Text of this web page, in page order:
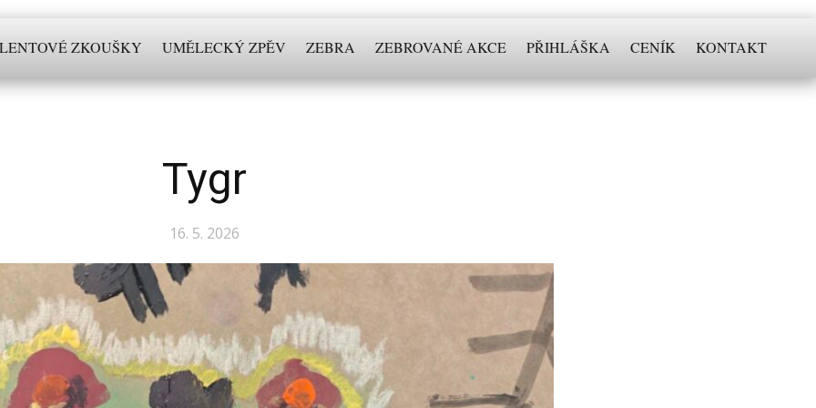
ZKOUŠKY UMĚLECKÝ ZPĚV ZEBRA ZEBROVANÉ AKCE PŘIHLÁŠKA CENÍK KONTAKT
Tygr
16. 5. 2026